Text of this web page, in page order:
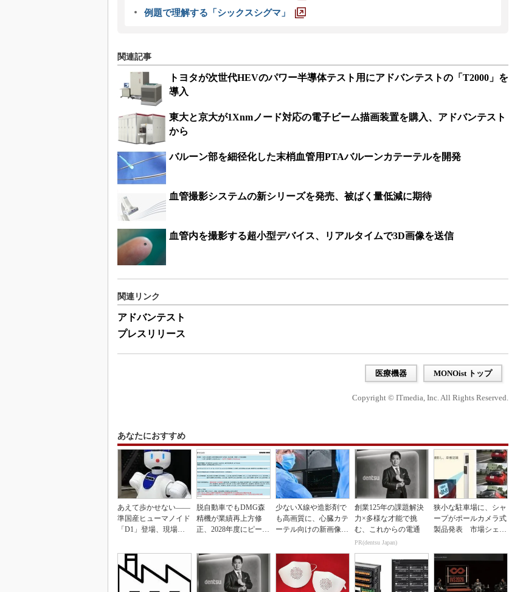
例題で理解する「シックスシグマ」
関連記事
トヨタが次世代HEVのパワー半導体テスト用にアドバンテストの「T2000」を
導入
東大と京大が1Xnmノード対応の電子ビーム描画装置を購入、アドバンテスト
から
バルーン部を細径化した末梢血管用PTAバルーンカテーテルを開発
血管撮影システムの新シリーズを発売、被ばく量低減に期待
血管内を撮影する超小型デバイス、リアルタイムで3D画像を送信
関連リンク
アドバンテスト
プレスリリース
医療機器 MONOist トップ
Copyright © ITmedia, Inc. All Rights Reserved.
あなたにおすすめ
あえて歩かせない――
準国産ヒューマノイド
「D1」登場、現場稼
脱自動車でもDMG森
精機が業績再上方修
正、2028年度にピーク
少ないX線や造影剤で
も高画質に、心臓カテ
ーテル向けの新画像技
創業125年の課題解決
力×多様な才能で挑
む、これからの電通
PR(dentsu Japan)
狭小な駐車場に、シャ
ープがポールカメラ式
製品発表 市場シェア